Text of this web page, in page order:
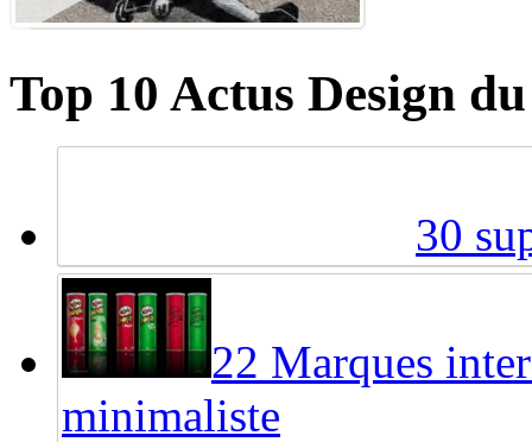
Top 10 Actus Design
30
22 Marques
minimaliste